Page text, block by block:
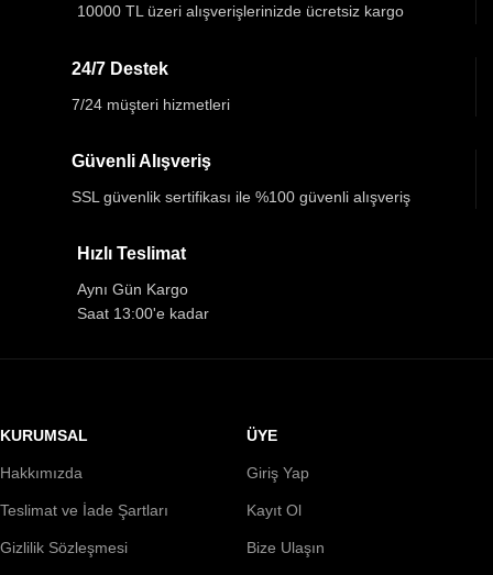
10000 TL üzeri alışverişlerinizde ücretsiz kargo
24/7 Destek
7/24 müşteri hizmetleri
Güvenli Alışveriş
SSL güvenlik sertifikası ile %100 güvenli alışveriş
Hızlı Teslimat
Aynı Gün Kargo
Saat 13:00'e kadar
KURUMSAL
Hakkımızda
Teslimat ve İade Şartları
Gizlilik Sözleşmesi
ÜYE
Giriş Yap
Kayıt Ol
Bize Ulaşın